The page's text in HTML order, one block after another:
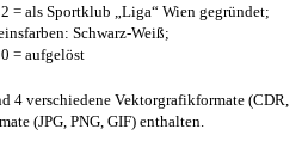
= als Sportklub „Liga“ Wien gegründet;
Schwarz-Weiß;
= aufgelöst
4 verschiedene Vektorgrafikformate (CDR,
(JPG, PNG, GIF) enthalten.